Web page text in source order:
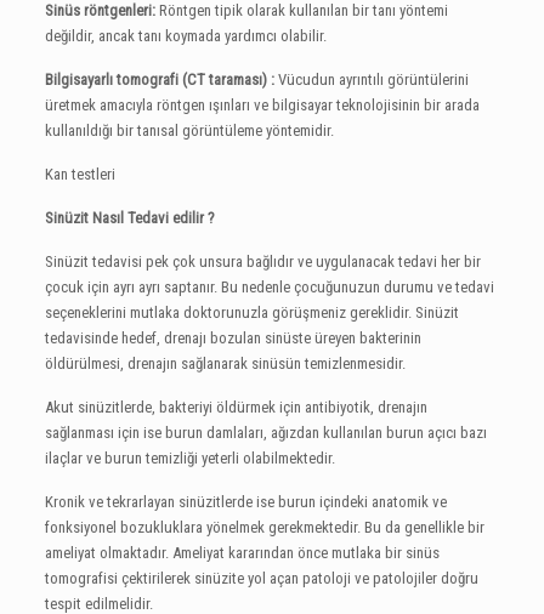
Sinüs röntgenleri:Röntgen tipik olarak kullanılan bir tanı yöntemi
değildir, ancak tanı koymada yardımcı olabilir.
Bilgisayarlı tomografi (CT taraması) :Vücudun ayrıntılı görüntülerini
üretmek amacıyla röntgen ışınları ve bilgisayar teknolojisinin bir arada
kullanıldığı bir tanısal görüntüleme yöntemidir.
Kan testleri
Sinüzit Nasıl Tedavi edilir ?
Sinüzit tedavisi pek çok unsura bağlıdır ve uygulanacak tedavi her bir
çocuk için ayrı ayrı saptanır. Bu nedenle çocuğunuzun durumu ve tedavi
seçeneklerini mutlaka doktorunuzla görüşmeniz gereklidir. Sinüzit
tedavisinde hedef, drenajı bozulan sinüste üreyen bakterinin
öldürülmesi, drenajın sağlanarak sinüsün temizlenmesidir.
Akut sinüzitlerde, bakteriyi öldürmek için antibiyotik, drenajın
sağlanması için ise burun damlaları, ağızdan kullanılan burun açıcı bazı
ilaçlar ve burun temizliği yeterli olabilmektedir.
Kronik ve tekrarlayan sinüzitlerde ise burun içindeki anatomik ve
fonksiyonel bozukluklara yönelmek gerekmektedir. Bu da genellikle bir
ameliyat olmaktadır. Ameliyat kararından önce mutlaka bir sinüs
tomografisi çektirilerek sinüzite yol açan patoloji ve patolojiler doğru
tespit edilmelidir.